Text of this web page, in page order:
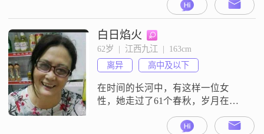
间，学历是中专。我觉得自己是一
个温柔体贴、善解人意的人，朋友
们都觉得我很真诚可靠。我喜欢开
朗地笑，觉得笑容能感染每一个
人。平时我喜欢烹饪美食，尤其是
家常菜，觉得做饭是一种放松和享
受的过程。我还很注重健康管理，
尽量保
白日焰火
62岁  |  江西九江  |  163cm
离异
高中及以下
在时间的长河中，有这样一位女
性，她走过了61个春秋，岁月在她
的善良与真诚。她热爱音乐，那优